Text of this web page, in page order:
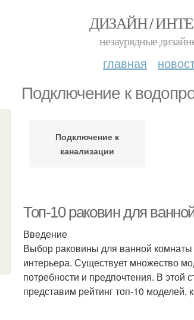
ДИЗАЙН /
незаурядные
главная
Подключение к
Подключение к
канализации
Топ-10 раковин для
Введение
Выбор раковины для ванной
интерьера. Существует множество
потребности и предпочтения. В
представим рейтинг топ-10 моделей,